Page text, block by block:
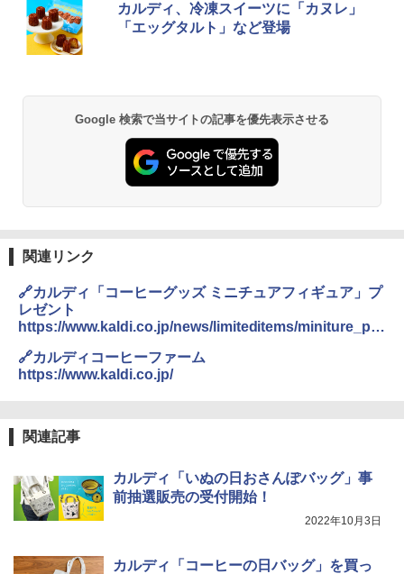
カルディ、冷凍スイーツに「カヌレ」
「エッグタルト」など登場
Google 検索で当サイトの記事を優先表示させる
関連リンク
🔗カルディ「コーヒーグッズ ミニチュアフィギュア」プ
レゼント
https://www.kaldi.co.jp/news/limiteditems/miniture_pre
🔗カルディコーヒーファーム
https://www.kaldi.co.jp/
関連記事
カルディ「いぬの日おさんぽバッグ」事
前抽選販売の受付開始！
2022年10月3日
カルディ「コーヒーの日バッグ」を買っ